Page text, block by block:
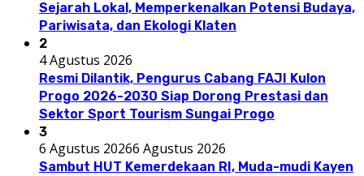
Sejarah Lokal, Memperkenalkan Potensi Budaya,
Pariwisata, dan Ekologi Klaten
2
4 Agustus 2026
Resmi Dilantik, Pengurus Cabang FAJI Kulon
Progo 2026-2030 Siap Dorong Prestasi dan
Sektor Sport Tourism Sungai Progo
3
6 Agustus 20266 Agustus 2026
Sambut HUT Kemerdekaan RI, Muda-mudi Kayen